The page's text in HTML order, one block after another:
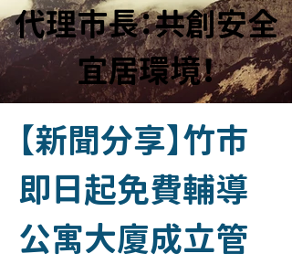
代理市長：共創安全
宜居環境！
【新聞分享】竹市
即日起免費輔導
公寓大廈成立管